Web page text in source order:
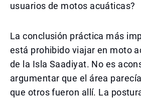
usuarios de motos acuáticas?
La conclusión práctica más
está prohibido viajar en moto
de la Isla Saadiyat. No es
argumentar que el área
que otros fueron allí. La